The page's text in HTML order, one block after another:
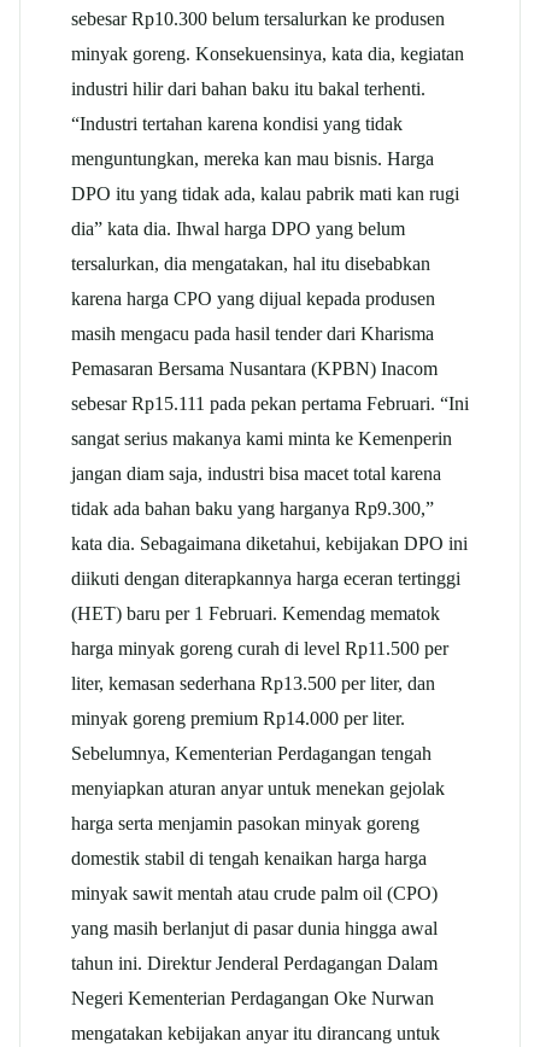
sebesar Rp10.300 belum tersalurkan ke produsen
minyak goreng. Konsekuensinya, kata dia, kegiatan
industri hilir dari bahan baku itu bakal terhenti.
“Industri tertahan karena kondisi yang tidak
menguntungkan, mereka kan mau bisnis. Harga
DPO itu yang tidak ada, kalau pabrik mati kan rugi
dia” kata dia. Ihwal harga DPO yang belum
tersalurkan, dia mengatakan, hal itu disebabkan
karena harga CPO yang dijual kepada produsen
masih mengacu pada hasil tender dari Kharisma
Pemasaran Bersama Nusantara (KPBN) Inacom
sebesar Rp15.111 pada pekan pertama Februari. “Ini
sangat serius makanya kami minta ke Kemenperin
jangan diam saja, industri bisa macet total karena
tidak ada bahan baku yang harganya Rp9.300,”
kata dia. Sebagaimana diketahui, kebijakan DPO ini
diikuti dengan diterapkannya harga eceran tertinggi
(HET) baru per 1 Februari. Kemendag mematok
harga minyak goreng curah di level Rp11.500 per
liter, kemasan sederhana Rp13.500 per liter, dan
minyak goreng premium Rp14.000 per liter.
Sebelumnya, Kementerian Perdagangan tengah
menyiapkan aturan anyar untuk menekan gejolak
harga serta menjamin pasokan minyak goreng
domestik stabil di tengah kenaikan harga harga
minyak sawit mentah atau crude palm oil (CPO)
yang masih berlanjut di pasar dunia hingga awal
tahun ini. Direktur Jenderal Perdagangan Dalam
Negeri Kementerian Perdagangan Oke Nurwan
mengatakan kebijakan anyar itu dirancang untuk